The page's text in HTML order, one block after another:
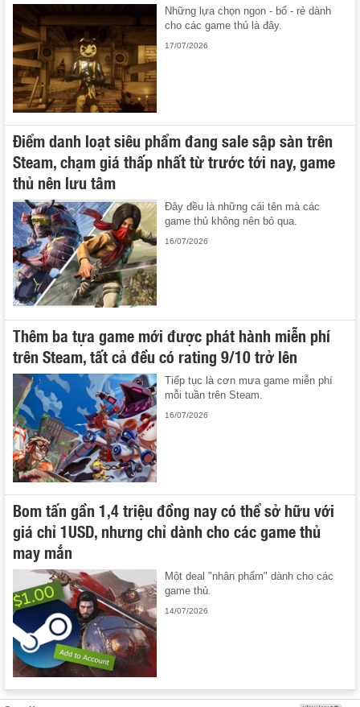
Những lựa chọn ngon - bổ - rẻ dành
cho các game thủ là đây.
17/07/2026
Điểm danh loạt siêu phẩm đang sale sập sàn trên
Steam, chạm giá thấp nhất từ trước tới nay, game
thủ nên lưu tâm
Đây đều là những cái tên mà các
game thủ không nên bỏ qua.
16/07/2026
Thêm ba tựa game mới được phát hành miễn phí
trên Steam, tất cả đều có rating 9/10 trở lên
Tiếp tục là cơn mưa game miễn phí
mỗi tuần trên Steam.
16/07/2026
Bom tấn gần 1,4 triệu đồng nay có thể sở hữu với
giá chỉ 1USD, nhưng chỉ dành cho các game thủ
may mắn
Một deal "nhân phẩm" dành cho các
game thủ.
14/07/2026